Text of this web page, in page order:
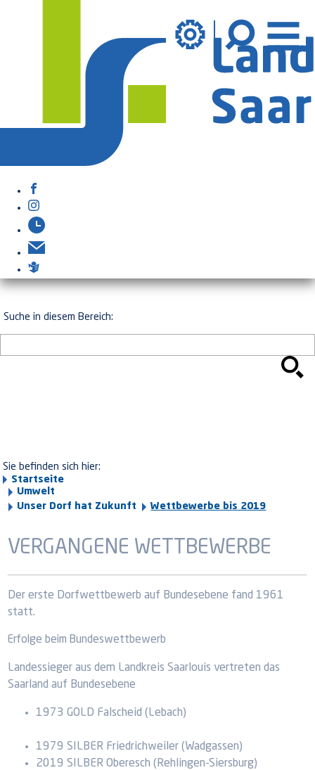
Suche in diesem Bereich:
Sie befinden sich hier:
Startseite
Umwelt
Unser Dorf hat Zukunft
Wettbewerbe bis 2019
VERGANGENE WETTBEWERBE
Der erste Dorfwettbewerb auf Bundesebene fand 1961
statt.
Erfolge beim Bundeswettbewerb
Landessieger aus dem Landkreis Saarlouis vertreten das
Saarland auf Bundesebene
1973 GOLD Falscheid (Lebach)
1979 SILBER Friedrichweiler (Wadgassen)
2019 SILBER Oberesch (Rehlingen-Siersburg)